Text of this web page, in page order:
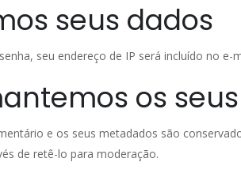
seus dados
seu endereço de IP será incluído no e-
os
e os seus metadados são
de retê-lo para moderação.